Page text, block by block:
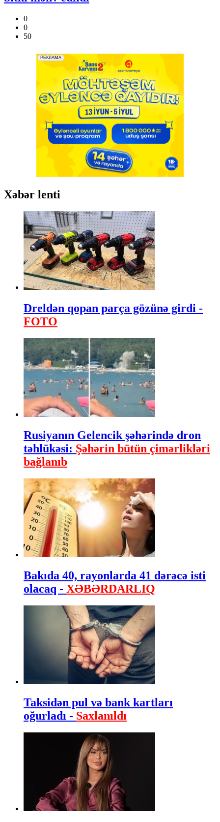
0
0
50
Xəbər lenti
Dreldən qopan parça gözünə girdi -
FOTO
Rusiyanın Gelencik şəhərində dron
təhlükəsi: Şəhərin bütün çimərlikləri
bağlanıb
Bakıda 40, rayonlarda 41 dərəcə isti
olacaq - XƏBƏRDARLIQ
Taksidən pul və bank kartları
oğurladı - Saxlanıldı